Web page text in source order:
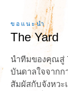
ขอแนะนำ
The Yard
นำทีมของคุณสู่
บันดาลใจจาก
สัมผัสกับจังหว